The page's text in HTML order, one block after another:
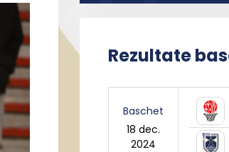
Rezultate
Baschet
18 dec.
2024